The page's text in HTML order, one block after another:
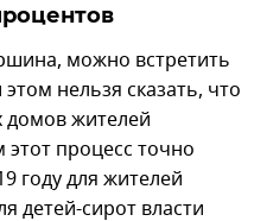
можно встретить
нельзя сказать, что
домов жителей
процесс точно
году для жителей
детей-сирот власти